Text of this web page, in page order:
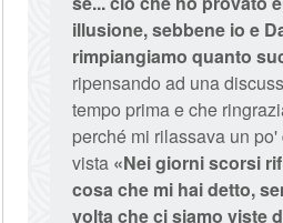
illusione, sebbene io e
rimpiangiamo quanto
ripensando ad una
tempo prima e che
perché mi rilassava un
vista «Nei giorni scorsi
cosa che mi hai detto,
volta che ci siamo viste